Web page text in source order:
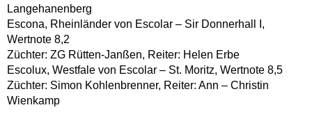
Langehanenberg
Escona, Rheinländer von Escolar – Sir Donnerhall I,
Wertnote 8,2
Züchter: ZG Rütten-Janßen, Reiter: Helen Erbe
Escolux, Westfale von Escolar – St. Moritz, Wertnote 8,5
Züchter: Simon Kohlenbrenner, Reiter: Ann – Christin
Wienkamp